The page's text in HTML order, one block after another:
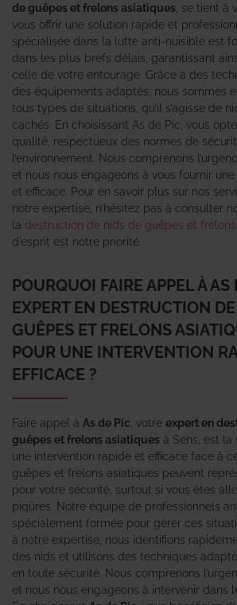
de guêpes et frelons asiatiques , se tient
vous offrir une solution rapide et
spécialisée dans la lutte anti-nuisible est
dans les plus brefs délais, garantissant
celle de votre entourage. Grâce à des
des équipements adaptés, nous sommes
tous types de situations, qu’il s’agisse de
cachés. En choisissant As de Pic, vous
qualité, respectueux des normes de
l’environnement. Nous comprenons
et nous nous engageons à vous fournir
et efficace. Pour en savoir plus sur nos
notre expertise, n’hésitez pas à consulter
la destruction de nids de guêpes et frelons
d’esprit est notre priorité.
POURQUOI FAIRE APPEL À AS
EXPERT EN DESTRUCTION
GUÊPES ET FRELONS
POUR UNE INTERVENTION
EFFICACE ?
Faire appel à As de Pic , votre expert en
guêpes et frelons asiatiques à Sens, est
une intervention rapide et efficace face à
guêpes et frelons asiatiques peuvent
pour votre sécurité, surtout si vous êtes
piqûres. Notre équipe de professionnels
spécialement formée pour gérer ces
à notre expertise, nous identifions
des nids et utilisons des techniques
en toute sécurité. Nous comprenons
et nous nous engageons à intervenir dans